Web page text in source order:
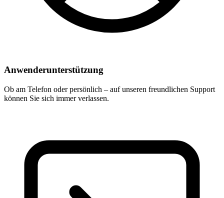
Anwenderunterstützung
Ob am Telefon oder persönlich – auf unseren freundlichen Support
können Sie sich immer verlassen.